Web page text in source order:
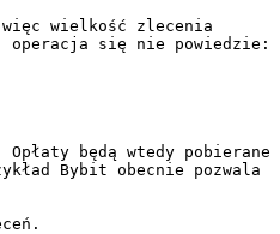
wielkość zlecenia
operacja się nie powiedzie:
będą wtedy pobierane
Bybit obecnie pozwala